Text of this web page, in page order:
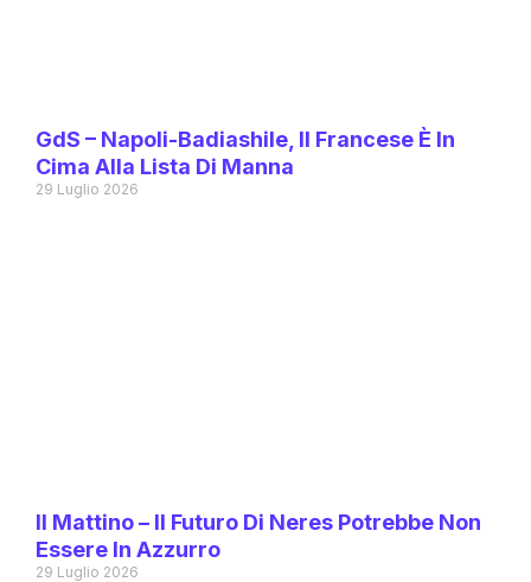
GdS – Napoli-Badiashile, Il Francese È In
Cima Alla Lista Di Manna
29 Luglio 2026
Il Mattino – Il Futuro Di Neres Potrebbe Non
Essere In Azzurro
29 Luglio 2026